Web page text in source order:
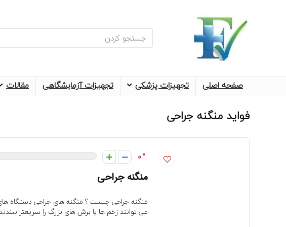
جستجو
برای
صفحه اصلی تجهیزات پزشکی تجهیزات آزمایشگاهی مقالات
فواید منگنه جراحی
0
منگنه جراحی
منگنه جراحی چیست ؟ منگنه های جراحی دستگاه
می توانند زخم ها یا برش های بزرگ را سریعتر